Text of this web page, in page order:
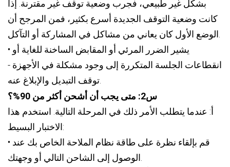
بشكل غير طبيعي، فجرب وضعية توقف غير مقترنة. إذا
كانت وضعية التوقف الجديدة أسرع بكثير، فمن المرجح أن
• يشير الضرر المرئي أو المقابض الساخنة للغاية أو
انقطاعات الجلسة المتكررة إلى وجود مشكلة في الأجهزة -
س2: متى يجب أن أشحن أكثر من 90%؟
أ: عندما يتطلب الأمر ذلك في المرحلة التالية. استخدم هذا
الاختبار البسيط:
• قم بإلقاء نظرة على طاقة نظام الملاحة الخاص بك عند